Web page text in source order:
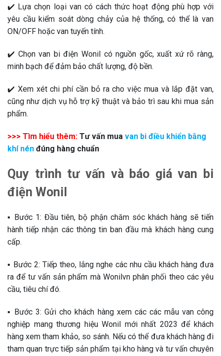
✔️ Lựa chọn loại van có cách thức hoạt động phù hợp với
yêu cầu kiểm soát dòng chảy của hệ thống, có thể là van
ON/OFF hoặc van tuyến tính.
✔️ Chọn van bi điện Wonil có nguồn gốc, xuất xứ rõ ràng,
minh bạch để đảm bảo chất lượng, độ bền.
✔️ Xem xét chi phí cần bỏ ra cho việc mua và lắp đặt van,
cũng như dịch vụ hỗ trợ kỹ thuật và bảo trì sau khi mua sản
phẩm.
>>> Tìm hiểu thêm: Tư vấn mua van bi điều khiển bằng
khí nén đúng hàng chuẩn
Quy trình tư vấn và báo giá van bi
điện Wonil
▪️ Bước 1: Đầu tiên, bộ phận chăm sóc khách hàng sẽ tiến
hành tiếp nhận các thông tin ban đầu mà khách hàng cung
cấp.
▪️ Bước 2: Tiếp theo, lắng nghe các nhu cầu khách hàng đưa
ra để tư vấn sản phẩm mà Wonilvn phân phối theo các yêu
cầu, tiêu chí đó.
▪️ Bước 3: Gửi cho khách hàng xem các các mẫu van công
nghiệp mang thương hiệu Wonil mới nhất 2023 để khách
hàng xem tham khảo, so sánh. Nếu có thể đưa khách hàng đi
tham quan trực tiếp sản phẩm tại kho hàng và tư vấn chuyên